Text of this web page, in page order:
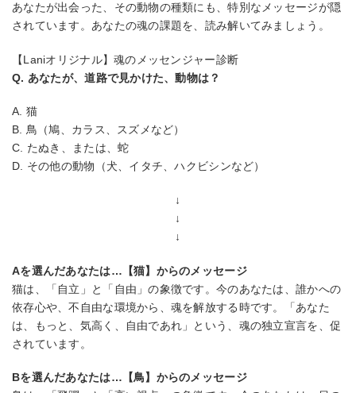
あなたが出会った、その動物の種類にも、特別なメッセージが隠
されています。あなたの魂の課題を、読み解いてみましょう。
【Laniオリジナル】魂のメッセンジャー診断
Q. あなたが、道路で見かけた、動物は？
A. 猫
B. 鳥（鳩、カラス、スズメなど）
C. たぬき、または、蛇
D. その他の動物（犬、イタチ、ハクビシンなど）
↓
↓
↓
Aを選んだあなたは…【猫】からのメッセージ
猫は、「自立」と「自由」の象徴です。今のあなたは、誰かへの
依存心や、不自由な環境から、魂を解放する時です。「あなた
は、もっと、気高く、自由であれ」という、魂の独立宣言を、促
されています。
Bを選んだあなたは…【鳥】からのメッセージ